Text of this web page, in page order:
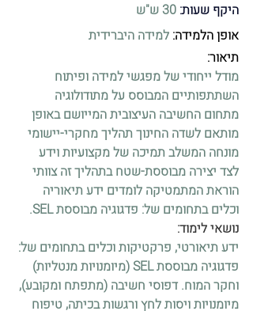
היקף שעות:
אופן הלמידה: למידה היברידית
תיאור:
מודל ייחודי של מפגשי למידה ופיתוח
השתתפותיים המבוסס על מתודולוגיה
מתחום החשיבה העיצובית המייושם באופן
מותאם לשדה החינוך תהליך מחקרי-יישומי
מונחה המשלב תמיכה של מקצועיות וידע
לצד יצירה מבוססת-שטח בתהליך זה צוותי
הוראת המתמטיקה לומדים ידע תיאוריה
וכלים בתחומים של: פדגוגיה מבוססת SEL.
נושאי לימוד:
ידע תיאורטי, פרקטיקות וכלים בתחומים של:
פדגוגיה מבוססת SEL (מיומנויות מנטליות)
וחקר המוח. דפוסי חשיבה (מתפתח ומקובע),
מיומנויות ויסות לחץ ורגשות בכיתה, טיפוח